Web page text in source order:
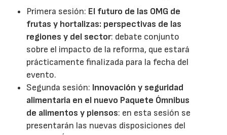
Primera sesión: El futuro de las OMG de
frutas y hortalizas: perspectivas de las
regiones y del sector: debate conjunto
sobre el impacto de la reforma, que estará
prácticamente finalizada para la fecha del
evento.
Segunda sesión: Innovación y seguridad
alimentaria en el nuevo Paquete Ómnibus
de alimentos y piensos: en esta sesión se
presentarán las nuevas disposiciones del